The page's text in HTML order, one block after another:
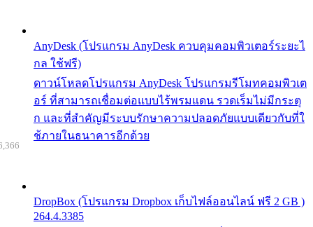
AnyDesk (โปรแกรม AnyDesk ควบคุมคอมพิวเตอร์ระยะไ
กล ใช้ฟรี)
ดาวน์โหลดโปรแกรม AnyDesk โปรแกรมรีโมทคอมพิวเต
อร์ ที่สามารถเชื่อมต่อแบบไร้พรมแดน รวดเร็มไม่มีกระตุ
ก และที่สำคัญมีระบบรักษาความปลอดภัยแบบเดียวกับที่ใ
ช้ภายในธนาคารอีกด้วย
DropBox (โปรแกรม Dropbox เก็บไฟล์ออนไลน์ ฟรี 2 GB )
264.4.3385